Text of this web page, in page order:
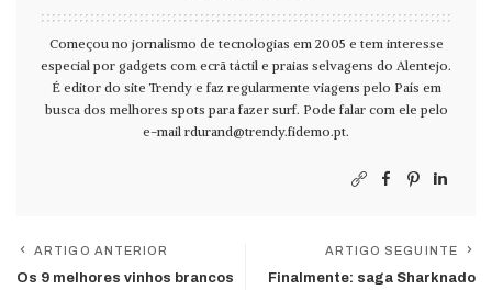
Começou no jornalismo de tecnologias em 2005 e tem interesse
especial por gadgets com ecrã táctil e praias selvagens do Alentejo.
É editor do site Trendy e faz regularmente viagens pelo País em
busca dos melhores spots para fazer surf. Pode falar com ele pelo
e-mail rdurand@trendy.fidemo.pt.
ARTIGO ANTERIOR
Os 9 melhores vinhos brancos
ARTIGO SEGUINTE
Finalmente: saga Sharknado